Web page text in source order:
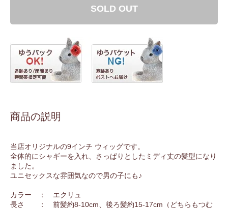
SOLD OUT
商品の説明
当店オリジナルの9インチ ウィッグです。
全体的にシャギーを入れ、さっぱりとしたミディ丈の髪型になり
ました。
ユニセックスな雰囲気なので男の子にも♪
カラー ： エクリュ
長さ ： 前髪約8-10cm、後ろ髪約15-17cm（どちらもつむ